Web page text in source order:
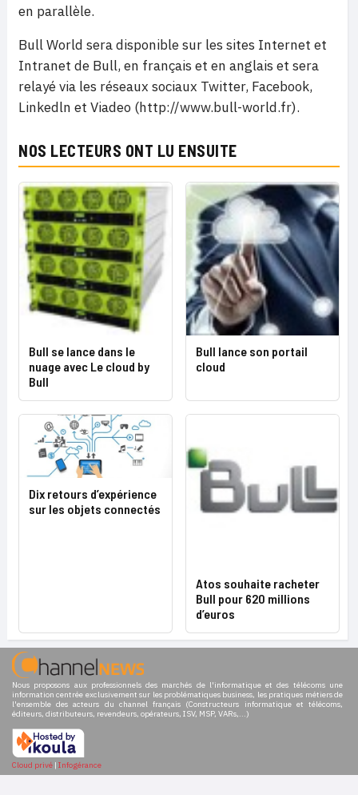
en parallèle.
Bull World sera disponible sur les sites Internet et
Intranet de Bull, en français et en anglais et sera
relayé via les réseaux sociaux Twitter, Facebook,
Linkedln et Viadeo (http://www.bull-world.fr).
NOS LECTEURS ONT LU ENSUITE
Bull se lance dans le
nuage avec Le cloud by
Bull
Bull lance son portail
cloud
Dix retours d’expérience
sur les objets connectés
Atos souhaite racheter
Bull pour 620 millions
d’euros
Nous proposons aux professionnels des marchés de l'informatique et des télécoms une
information centrée exclusivement sur les problématiques business, les pratiques métiers de
l'ensemble des acteurs du channel français (Constructeurs informatique et télécoms,
éditeurs, distributeurs, revendeurs, opérateurs, ISV, MSP, VARs,...)
Cloud privé | Infogérance